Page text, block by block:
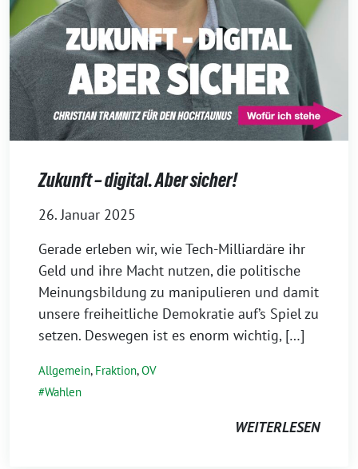
Zukunft – digital. Aber sicher!
26. Januar 2025
Gerade erleben wir, wie Tech-Milliardäre ihr
Geld und ihre Macht nutzen, die politische
Meinungsbildung zu manipulieren und damit
unsere freiheitliche Demokratie auf’s Spiel zu
setzen. Deswegen ist es enorm wichtig, […]
Allgemein, Fraktion,OV
Wahlen
WEITERLESEN